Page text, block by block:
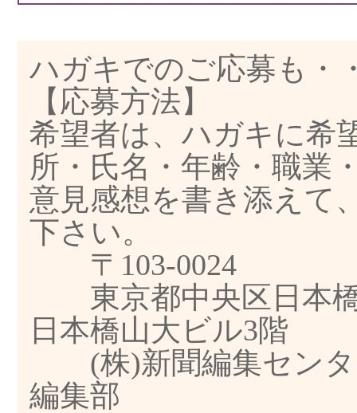
ハガキでのご応募も・
【応募方法】
希望者は、ハガキに希
所・氏名・年齢・職業
意見感想を書き添えて
下さい。
〒103-0024
東京都中央区日本
日本橋山大ビル3階
(株)新聞編集センタ
編集部